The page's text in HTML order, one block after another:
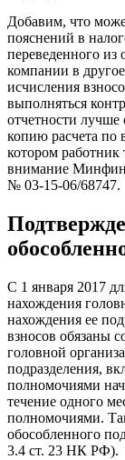
Добавим, что
пояснений в
переведенного из
компании в
исчисления
выполняться
отчетности
копию расчета по
котором работник
внимание Минфин
№ 03-15-06/68747.
С 1 января 2017
нахождения
нахождения ее
взносов обязаны
головной
подразделения,
полномочиями
течение одного
полномочиями.
обособленного
3.4 ст. 23 НК РФ).